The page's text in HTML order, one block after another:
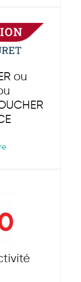
ou